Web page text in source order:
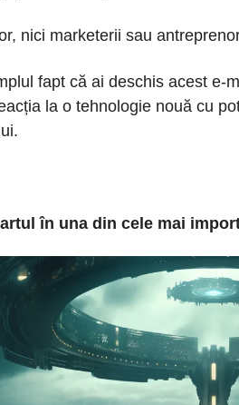
nici marketerii sau
fapt că ai deschis acest e-
la o tehnologie nouă cu
în una din cele mai